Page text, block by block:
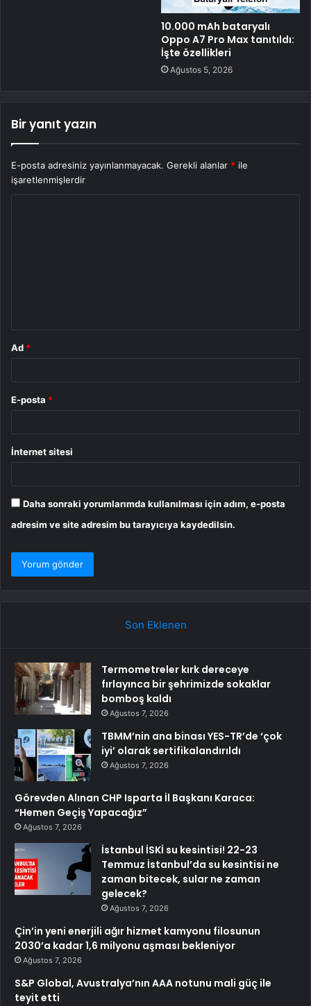
10.000 mAh bataryalı
Oppo A7 Pro Max tanıtıldı:
İşte özellikleri
Ağustos 5, 2026
Bir yanıt yazın
E-posta adresiniz yayınlanmayacak. Gerekli alanlar * ile
işaretlenmişlerdir
Ad *
E-posta *
İnternet sitesi
Daha sonraki yorumlarımda kullanılması için adım, e-posta
adresim ve site adresim bu tarayıcıya kaydedilsin.
Son Eklenen
Termometreler kırk dereceye
fırlayınca bir şehrimizde sokaklar
bomboş kaldı
Ağustos 7, 2026
TBMM’nin ana binası YES-TR’de ‘çok
iyi’ olarak sertifikalandırıldı
Ağustos 7, 2026
Görevden Alınan CHP Isparta İl Başkanı Karaca:
“Hemen Geçiş Yapacağız”
Ağustos 7, 2026
İstanbul İSKİ su kesintisi! 22-23
Temmuz İstanbul’da su kesintisi ne
zaman bitecek, sular ne zaman
gelecek?
Ağustos 7, 2026
Çin’in yeni enerjili ağır hizmet kamyonu filosunun
2030’a kadar 1,6 milyonu aşması bekleniyor
Ağustos 7, 2026
S&P Global, Avustralya’nın AAA notunu mali güç ile
teyit etti